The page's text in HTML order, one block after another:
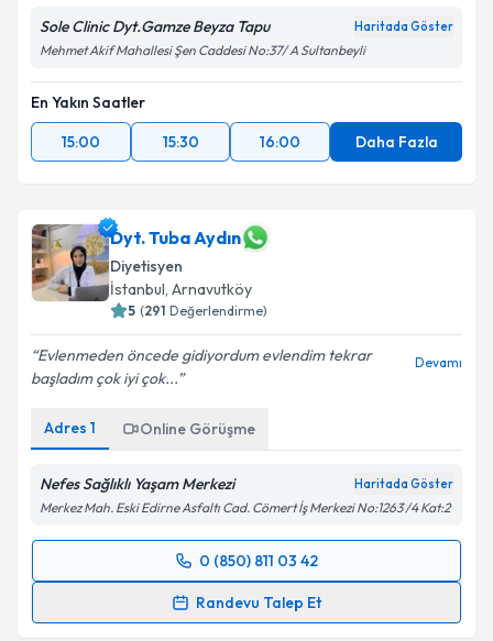
Sole Clinic Dyt.Gamze Beyza Tapu Haritada Göster
Mehmet Akif Mahallesi Şen Caddesi No:37/ A Sultanbeyli
En Yakın Saatler
15:00
15:30 16:00 Daha Fazla
Dyt. Tuba Aydın
Diyetisyen
İstanbul, Arnavutköy
5 (291 Değerlendirme)
Evlenmeden öncede gidiyordum evlendim tekrar
başladım çok iyi çok...
Devamı
Adres 1 Online Görüşme
Nefes Sağlıklı Yaşam Merkezi Haritada Göster
Merkez Mah. Eski Edirne Asfaltı Cad. Cömert İş Merkezi No:1263 /4 Kat:2
0 (850) 811 03 42
Randevu Talep Et
Randevu Takvimi Talebi